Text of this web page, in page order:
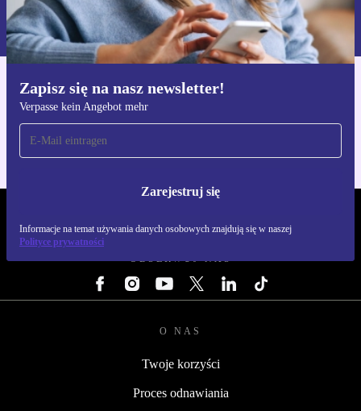
Zapisz się na nasz newsletter!
Verpasse kein Angebot mehr
Zarejestruj się
Informacje na temat używania danych osobowych znajdują się w naszej
Polityce prywatności
Informacje na temat używania danych osobowych znajdują się w
naszej
Polityce prywatności
Pobierz aplikację refurbed
Dla iOS i Android
OBSERWUJ NAS
O NAS
Twoje korzyści
Proces odnawiania